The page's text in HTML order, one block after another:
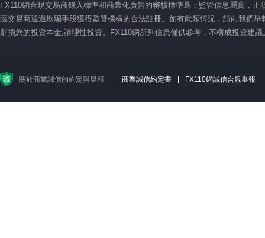
FX110網合規交易商錄入標準和商業化廣告的審核標準爲：監管信息屬實，
匯交易商通過欺騙手段獲得監管機構的合法註冊。如有此類情況，請向我們
虧損您的投資本金,請理性投資。FX110網所列信息僅供參考，不構成投資建
關於商業誠信的約定與舉報 商業誠信約定書 FX110網誠信合規舉報